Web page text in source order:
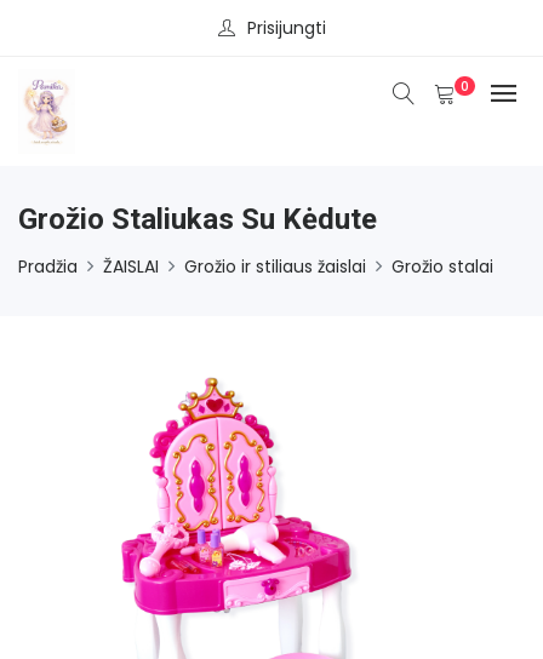
Prisijungti
0
Grožio Staliukas Su Kėdute
Pradžia ŽAISLAI Grožio ir stiliaus žaislai Grožio stalai